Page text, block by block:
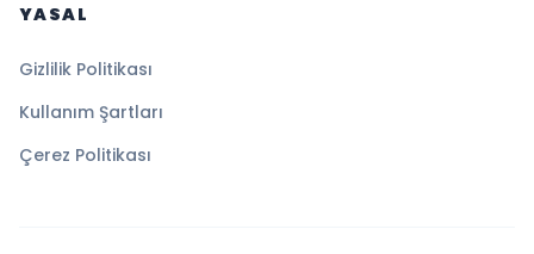
YASAL
Gizlilik Politikası
Kullanım Şartları
Çerez Politikası